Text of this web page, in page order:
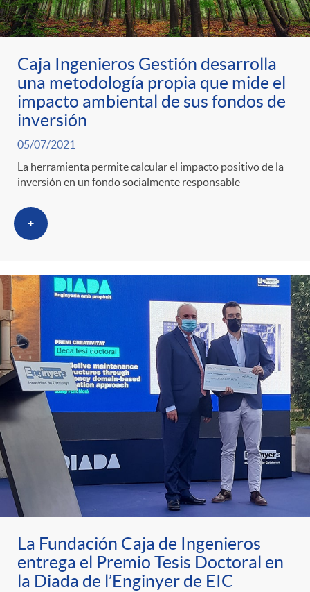
Caja Ingenieros Gestión desarrolla
una metodología propia que mide el
impacto ambiental de sus fondos de
inversión
05/07/2021
La herramienta permite calcular el impacto positivo de la
inversión en un fondo socialmente responsable
+
La Fundación Caja de Ingenieros
entrega el Premio Tesis Doctoral en
la Diada de l’Enginyer de EIC